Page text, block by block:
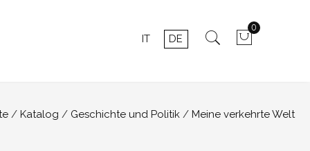
0
IT DE
Katalog Geschichte und Politik Meine verkehrte Welt